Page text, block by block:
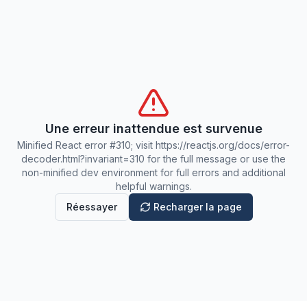
Une erreur inattendue est survenue
Minified React error #310; visit https://reactjs.org/docs/error-
decoder.html?invariant=310 for the full message or use the
non-minified dev environment for full errors and additional
helpful warnings.
Réessayer
Recharger la page